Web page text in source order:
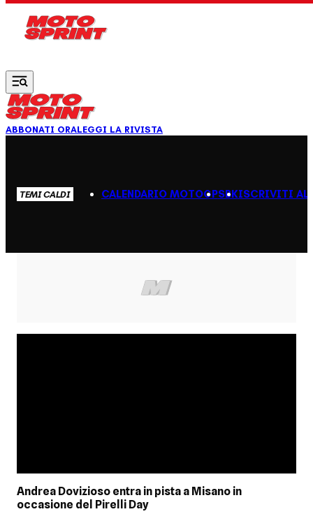
ABBONATI ORALEGGI LA RIVISTA
TEMI CALDI CALENDARIO MOTOGPSBKISCRIVITI AL
Andrea Dovizioso entra in pista a Misano in
occasione del Pirelli Day